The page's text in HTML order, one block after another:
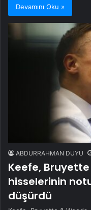
Devamını Oku »
ABDURRAHMAN DUYU
Keefe,
hisselerinin
düşürdü